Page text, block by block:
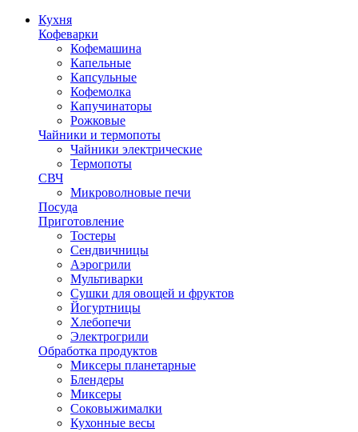
Кухня
Кофеварки
Кофемашина
Капельные
Капсульные
Кофемолка
Капучинаторы
Рожковые
Чайники и термопоты
Чайники электрические
Термопоты
СВЧ
Микроволновые печи
Посуда
Приготовление
Тостеры
Сендвичницы
Аэрогрили
Мультиварки
Сушки для овощей и фруктов
Йогуртницы
Хлебопечи
Электрогрили
Обработка продуктов
Миксеры планетарные
Блендеры
Миксеры
Соковыжималки
Кухонные весы